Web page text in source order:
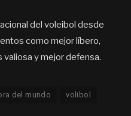
del voleibol desde
como mejor líbero,
y mejor defensa.
del mundo volibol